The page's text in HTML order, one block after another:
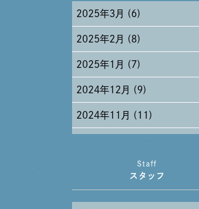
2025年3月 (6)
2025年2月 (8)
2025年1月 (7)
2024年12月 (9)
2024年11月 (11)
2024年9月 (11)
2024年8月 (11)
Staff
スタッフ